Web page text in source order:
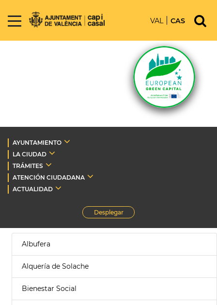
VAL CAS
AYUNTAMIENTO
LA CIUDAD
TRÁMITES
ATENCIÓN CIUDADANA
ACTUALIDAD
Desplegar
Albufera
Alquería de Solache
Bienestar Social